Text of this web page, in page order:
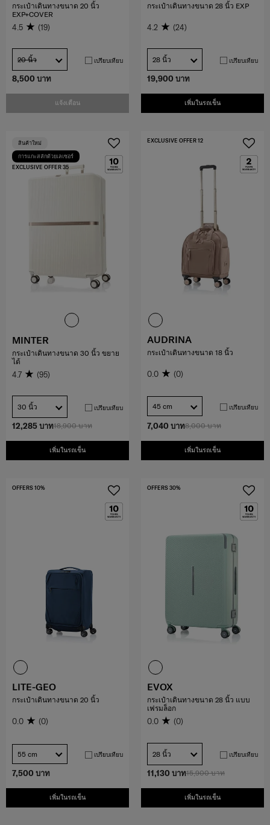
8,500 บาท
แจ้งเตือน
กระเป๋าเดินทางขนาด 20 นิ้ว
EXP+COVER
4.5 (19)
20 นิ้ว เปรียบเทียบ
19,900 บาท
เพิ่มในรถเข็น
กระเป๋าเดินทางขนาด 28 นิ้ว EXP
4.2 (24)
28 นิ้ว เปรียบเทียบ
18,900 บาท
12,285 บาท
เพิ่มในรถเข็น
EXCLUSIVE OFFER 35
การแกะสลักด้วยเลเซอร์
สินค้าใหม่
MINTER
กระเป๋าเดินทางขนาด 30 นิ้ว ขยาย
ได้
4.7 (95)
30 นิ้ว เปรียบเทียบ
8,000 บาท
7,040 บาท
เพิ่มในรถเข็น
EXCLUSIVE OFFER 12
AUDRINA
กระเป๋าเดินทางขนาด 18 นิ้ว
0.0 (0)
45 cm เปรียบเทียบ
7,500 บาท
เพิ่มในรถเข็น
OFFERS 10%
LITE-GEO
กระเป๋าเดินทางขนาด 20 นิ้ว
0.0 (0)
55 cm เปรียบเทียบ
15,900 บาท
11,130 บาท
เพิ่มในรถเข็น
OFFERS 30%
EVOX
กระเป๋าเดินทางขนาด 28 นิ้ว แบบ
เฟรมล็อก
0.0 (0)
28 นิ้ว เปรียบเทียบ